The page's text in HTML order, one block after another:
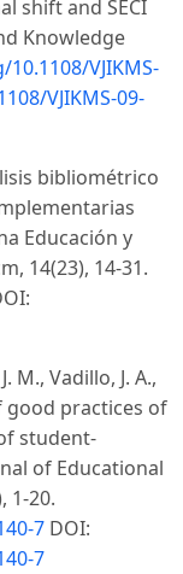
shift and SECI
Knowledge
VJIKMS-
VJIKMS-09-
bibliométrico
Educación y
14(23), 14-31.
M., Vadillo, J. A.,
good practices of
student-
of Educational
1-20.
7 DOI:
7